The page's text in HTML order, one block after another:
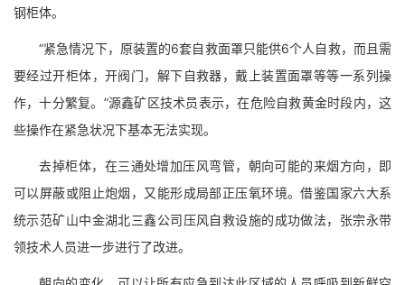
钢柜体。
“紧急情况下，原装置的6套自救面罩只能供6个人自救，而且需
要经过开柜体，开阀门，解下自救器，戴上装置面罩等等一系列操
作，十分繁复。”源鑫矿区技术员表示，在危险自救黄金时段内，这
些操作在紧急状况下基本无法实现。
去掉柜体，在三通处增加压风弯管，朝向可能的来烟方向，即
可以屏蔽或阻止炮烟，又能形成局部正压氧环境。借鉴国家六大系
统示范矿山中金湖北三鑫公司压风自救设施的成功做法，张宗永带
领技术人员进一步进行了改进。